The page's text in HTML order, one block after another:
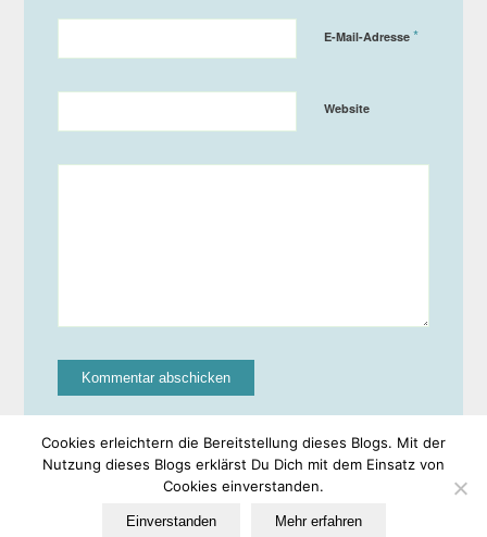
E-Mail-Adresse *
Website
Cookies erleichtern die Bereitstellung dieses Blogs. Mit der
Nutzung dieses Blogs erklärst Du Dich mit dem Einsatz von
Cookies einverstanden.
Einverstanden Mehr erfahren